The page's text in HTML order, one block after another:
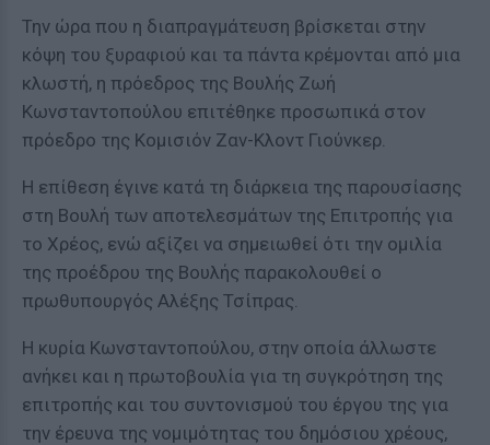
Την ώρα που η διαπραγμάτευση βρίσκεται στην
κόψη του ξυραφιού και τα πάντα κρέμονται από μια
κλωστή, η πρόεδρος της Βουλής Ζωή
Κωνσταντοπούλου επιτέθηκε προσωπικά στον
πρόεδρο της Κομισιόν Ζαν-Κλοντ Γιούνκερ.
Η επίθεση έγινε κατά τη διάρκεια της παρουσίασης
στη Βουλή των αποτελεσμάτων της Επιτροπής για
το Χρέος, ενώ αξίζει να σημειωθεί ότι την ομιλία
της προέδρου της Βουλής παρακολουθεί ο
πρωθυπουργός Αλέξης Τσίπρας.
Η κυρία Κωνσταντοπούλου, στην οποία άλλωστε
ανήκει και η πρωτοβουλία για τη συγκρότηση της
επιτροπής και του συντονισμού του έργου της για
την έρευνα της νομιμότητας του δημόσιου χρέους,